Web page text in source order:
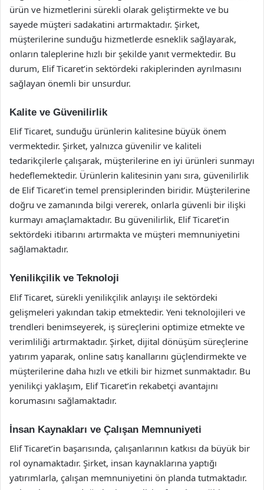
ürün ve hizmetlerini sürekli olarak geliştirmekte ve bu
sayede müşteri sadakatini artırmaktadır. Şirket,
müşterilerine sunduğu hizmetlerde esneklik sağlayarak,
onların taleplerine hızlı bir şekilde yanıt vermektedir. Bu
durum, Elif Ticaret’in sektördeki rakiplerinden ayrılmasını
sağlayan önemli bir unsurdur.
Kalite ve Güvenilirlik
Elif Ticaret, sunduğu ürünlerin kalitesine büyük önem
vermektedir. Şirket, yalnızca güvenilir ve kaliteli
tedarikçilerle çalışarak, müşterilerine en iyi ürünleri sunmayı
hedeflemektedir. Ürünlerin kalitesinin yanı sıra, güvenilirlik
de Elif Ticaret’in temel prensiplerinden biridir. Müşterilerine
doğru ve zamanında bilgi vererek, onlarla güvenli bir ilişki
kurmayı amaçlamaktadır. Bu güvenilirlik, Elif Ticaret’in
sektördeki itibarını artırmakta ve müşteri memnuniyetini
sağlamaktadır.
Yenilikçilik ve Teknoloji
Elif Ticaret, sürekli yenilikçilik anlayışı ile sektördeki
gelişmeleri yakından takip etmektedir. Yeni teknolojileri ve
trendleri benimseyerek, iş süreçlerini optimize etmekte ve
verimliliği artırmaktadır. Şirket, dijital dönüşüm süreçlerine
yatırım yaparak, online satış kanallarını güçlendirmekte ve
müşterilerine daha hızlı ve etkili bir hizmet sunmaktadır. Bu
yenilikçi yaklaşım, Elif Ticaret’in rekabetçi avantajını
korumasını sağlamaktadır.
İnsan Kaynakları ve Çalışan Memnuniyeti
Elif Ticaret’in başarısında, çalışanlarının katkısı da büyük bir
rol oynamaktadır. Şirket, insan kaynaklarına yaptığı
yatırımlarla, çalışan memnuniyetini ön planda tutmaktadır.